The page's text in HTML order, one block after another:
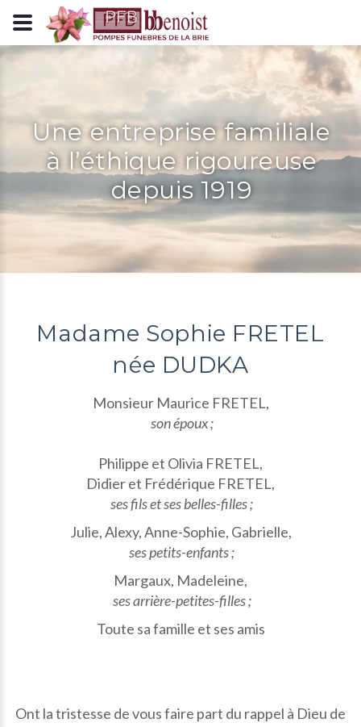
Panneau de gestion des cookies
Une entreprise familiale
à l’éthique rigoureuse
depuis 1919
Madame Sophie FRETEL
née DUDKA
Monsieur Maurice FRETEL,
son époux ;
Philippe et Olivia FRETEL,
Didier et Frédérique FRETEL,
ses fils et ses belles-filles ;
Julie, Alexy, Anne-Sophie, Gabrielle,
ses petits-enfants ;
Margaux, Madeleine,
ses arrière-petites-filles ;
Toute sa famille et ses amis
Ont la tristesse de vous faire part du rappel à Dieu de